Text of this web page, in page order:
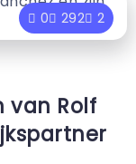
0 292 2
van Rolf